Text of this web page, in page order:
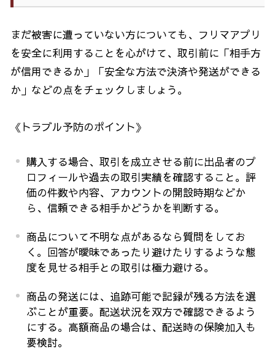
まだ被害に遭っていない方についても、フリマアプリ
を安全に利用することを心がけて、取引前に「相手方
が信用できるか」「安全な方法で決済や発送ができる
か」などの点をチェックしましょう。
《トラブル予防のポイント》
購入する場合、取引を成立させる前に出品者のプ
ロフィールや過去の取引実績を確認すること。評
価の件数や内容、アカウントの開設時期などか
ら、信頼できる相手かどうかを判断する。
商品について不明な点があるなら質問をしてお
く。回答が曖昧であったり避けたりするような態
度を見せる相手との取引は極力避ける。
商品の発送には、追跡可能で記録が残る方法を選
ぶことが重要。配送状況を双方で確認できるよう
にする。高額商品の場合は、配送時の保険加入も
要検討。